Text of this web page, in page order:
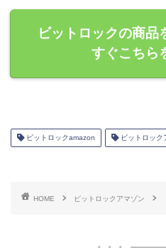
ビットロックの商品
すぐこちら
ビットロックamazon ビットロック
HOME ビットロックアマゾン